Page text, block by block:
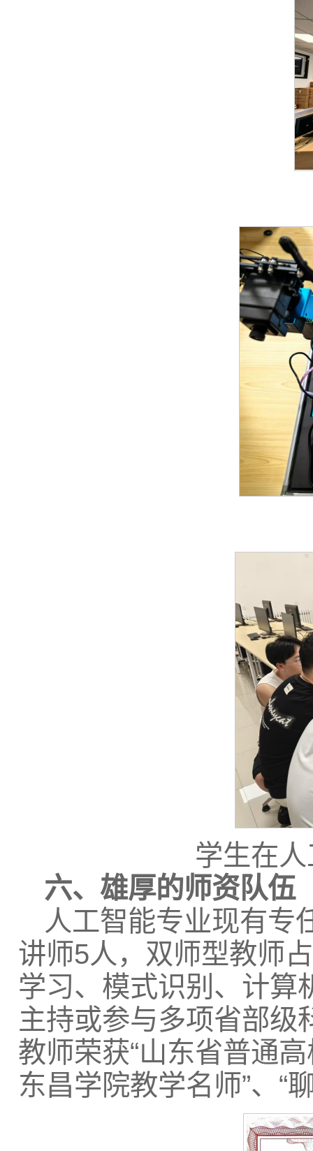
学生在
六、雄厚的师资队伍
人工智能专业现有专
讲师5人，双师型教师
学习、模式识别、计算
主持或参与多项省部级
教师荣获“山东省普通
东昌学院教学名师”、“